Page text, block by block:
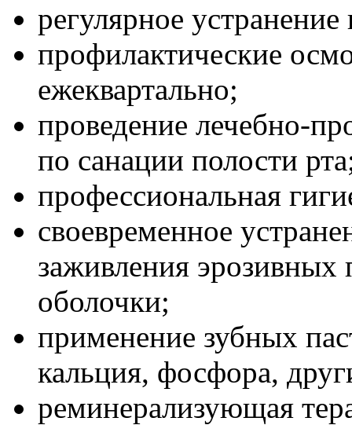
регулярное
профилактические
ежеквартально;
проведение лечебно-
по санации полости
профессиональная
своевременное
заживления эрозивных
оболочки;
применение зубных
кальция, фосфора,
реминерализующая